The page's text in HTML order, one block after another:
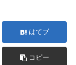
はてブ
コピー